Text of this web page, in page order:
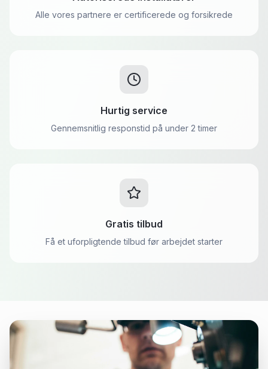
Alle vores partnere er certificerede og forsikrede
Hurtig service
Gennemsnitlig responstid på under 2 timer
Gratis tilbud
Få et uforpligtende tilbud før arbejdet starter